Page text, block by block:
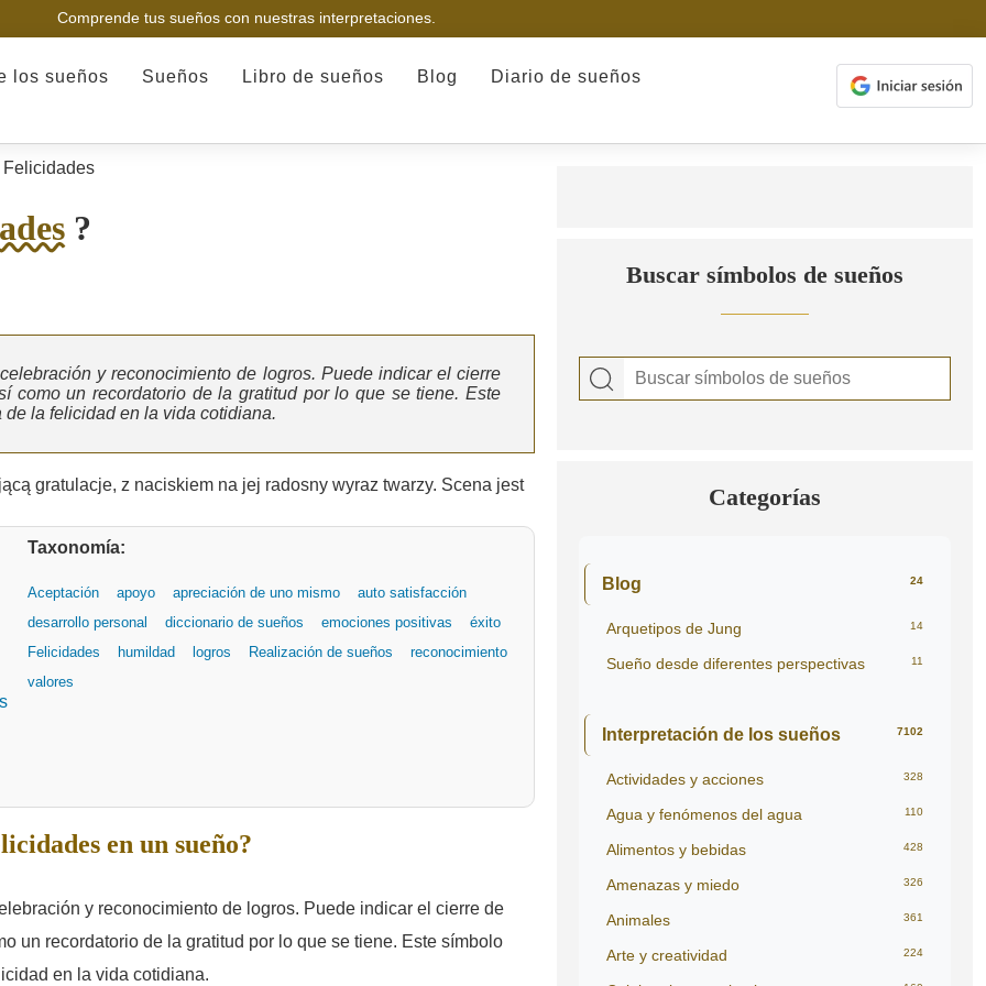
Comprende tus sueños con nuestras interpretaciones.
los sueños Sueños Libro de sueños Blog Diario de sueños
Felicidades
?
y reconocimiento de logros. Puede indicar el cierre
como un recordatorio de la gratitud por lo que se tiene. Este
la felicidad en la vida cotidiana.
Taxonomía:
Aceptación apoyo apreciación de uno mismo
auto satisfacción
desarrollo personal
diccionario de sueños emociones positivas
éxito
Felicidades
humildad logros Realización de sueños
reconocimiento
valores
en un sueño?
y reconocimiento de logros. Puede indicar el cierre de
un recordatorio de la gratitud por lo que se tiene. Este símbolo
en la vida cotidiana.
Buscar símbolos de sueños
Categorías
Blog 24
Arquetipos de Jung 14
Sueño desde diferentes perspectivas 11
Interpretación de los sueños 7102
Actividades y acciones 328
Agua y fenómenos del agua 110
Alimentos y bebidas 428
Amenazas y miedo 326
Animales 361
Arte y creatividad 224